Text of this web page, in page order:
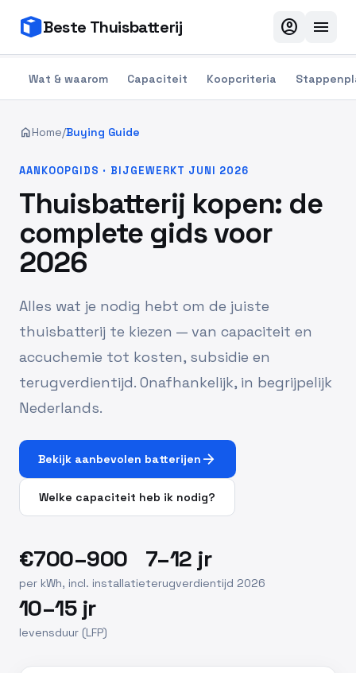
Beste Thuisbatterij account_circle menu
Wat & waarom Capaciteit Koopcriteria
homeHome/Buying Guide
AANKOOPGIDS · BIJGEWERKT JUNI 2026
Thuisbatterij kopen: de
complete gids voor
2026
Alles wat je nodig hebt om de juiste
thuisbatterij te kiezen — van capaciteit en
accuchemie tot kosten, subsidie en
terugverdientijd. Onafhankelijk, in begrijpelijk
Nederlands.
Bekijk aanbevolen batterijen arrow_forward
Welke capaciteit heb ik nodig?
€700–900
per kWh, incl. installatie
7–12 jr
terugverdientijd 2026
10–15 jr
levensduur (LFP)